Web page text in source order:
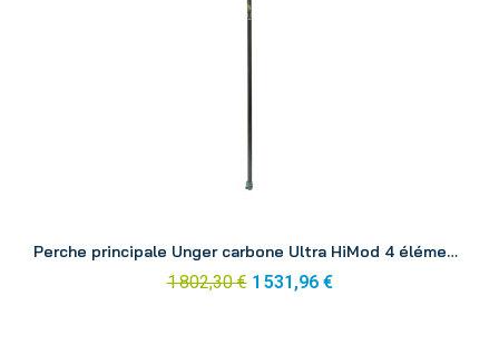
Perche principale Unger carbone Ultra HiMod 4 éléments 6.63 m UH67G
1 802,30 € 1 531,96 €